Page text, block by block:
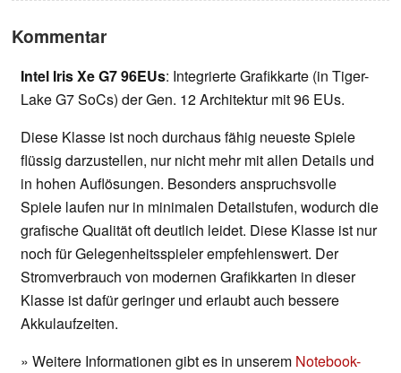
Kommentar
Intel Iris Xe G7 96EUs: Integrierte Grafikkarte (in Tiger-
Lake G7 SoCs) der Gen. 12 Architektur mit 96 EUs.
Diese Klasse ist noch durchaus fähig neueste Spiele
flüssig darzustellen, nur nicht mehr mit allen Details und
in hohen Auflösungen. Besonders anspruchsvolle
Spiele laufen nur in minimalen Detailstufen, wodurch die
grafische Qualität oft deutlich leidet. Diese Klasse ist nur
noch für Gelegenheitsspieler empfehlenswert. Der
Stromverbrauch von modernen Grafikkarten in dieser
Klasse ist dafür geringer und erlaubt auch bessere
Akkulaufzeiten.
» Weitere Informationen gibt es in unserem Notebook-